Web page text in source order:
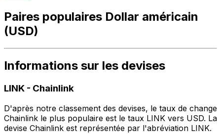
Paires populaires Dollar américain
(USD)
Informations sur les devises
LINK - Chainlink
D'après notre classement des devises, le taux de change
Chainlink le plus populaire est le taux LINK vers USD. La
devise Chainlink est représentée par l'abréviation LINK.